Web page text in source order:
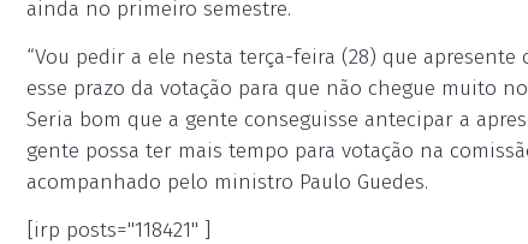
ainda no primeiro semestre.
“Vou pedir a ele nesta terça-feira (28) que
esse prazo da votação para que não chegue muito
Seria bom que a gente conseguisse antecipar a
gente possa ter mais tempo para votação na
acompanhado pelo ministro Paulo Guedes.
[irp posts="118421" ]